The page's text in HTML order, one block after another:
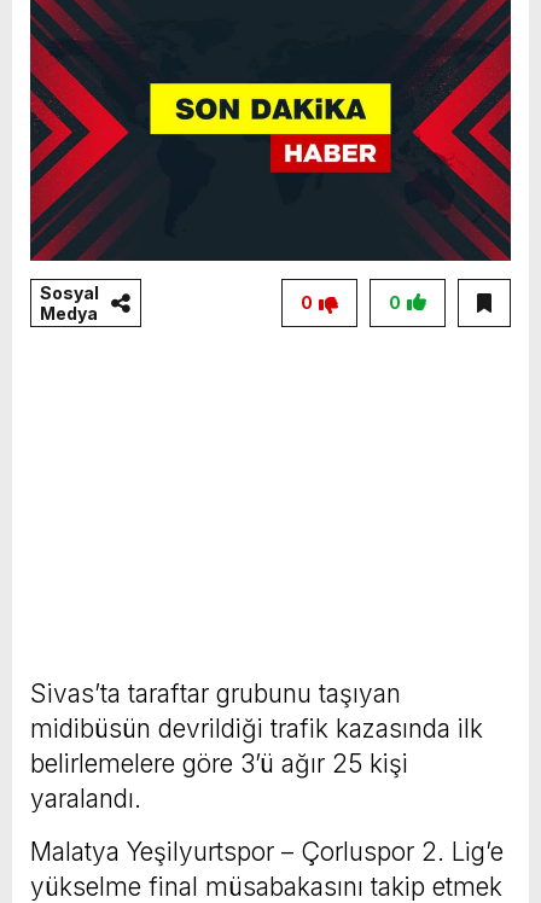
Sosyal
Medya
0
0
Sivas’ta taraftar grubunu taşıyan
midibüsün devrildiği trafik kazasında ilk
belirlemelere göre 3’ü ağır 25 kişi
yaralandı.
Malatya Yeşilyurtspor – Çorluspor 2. Lig’e
yükselme final müsabakasını takip etmek